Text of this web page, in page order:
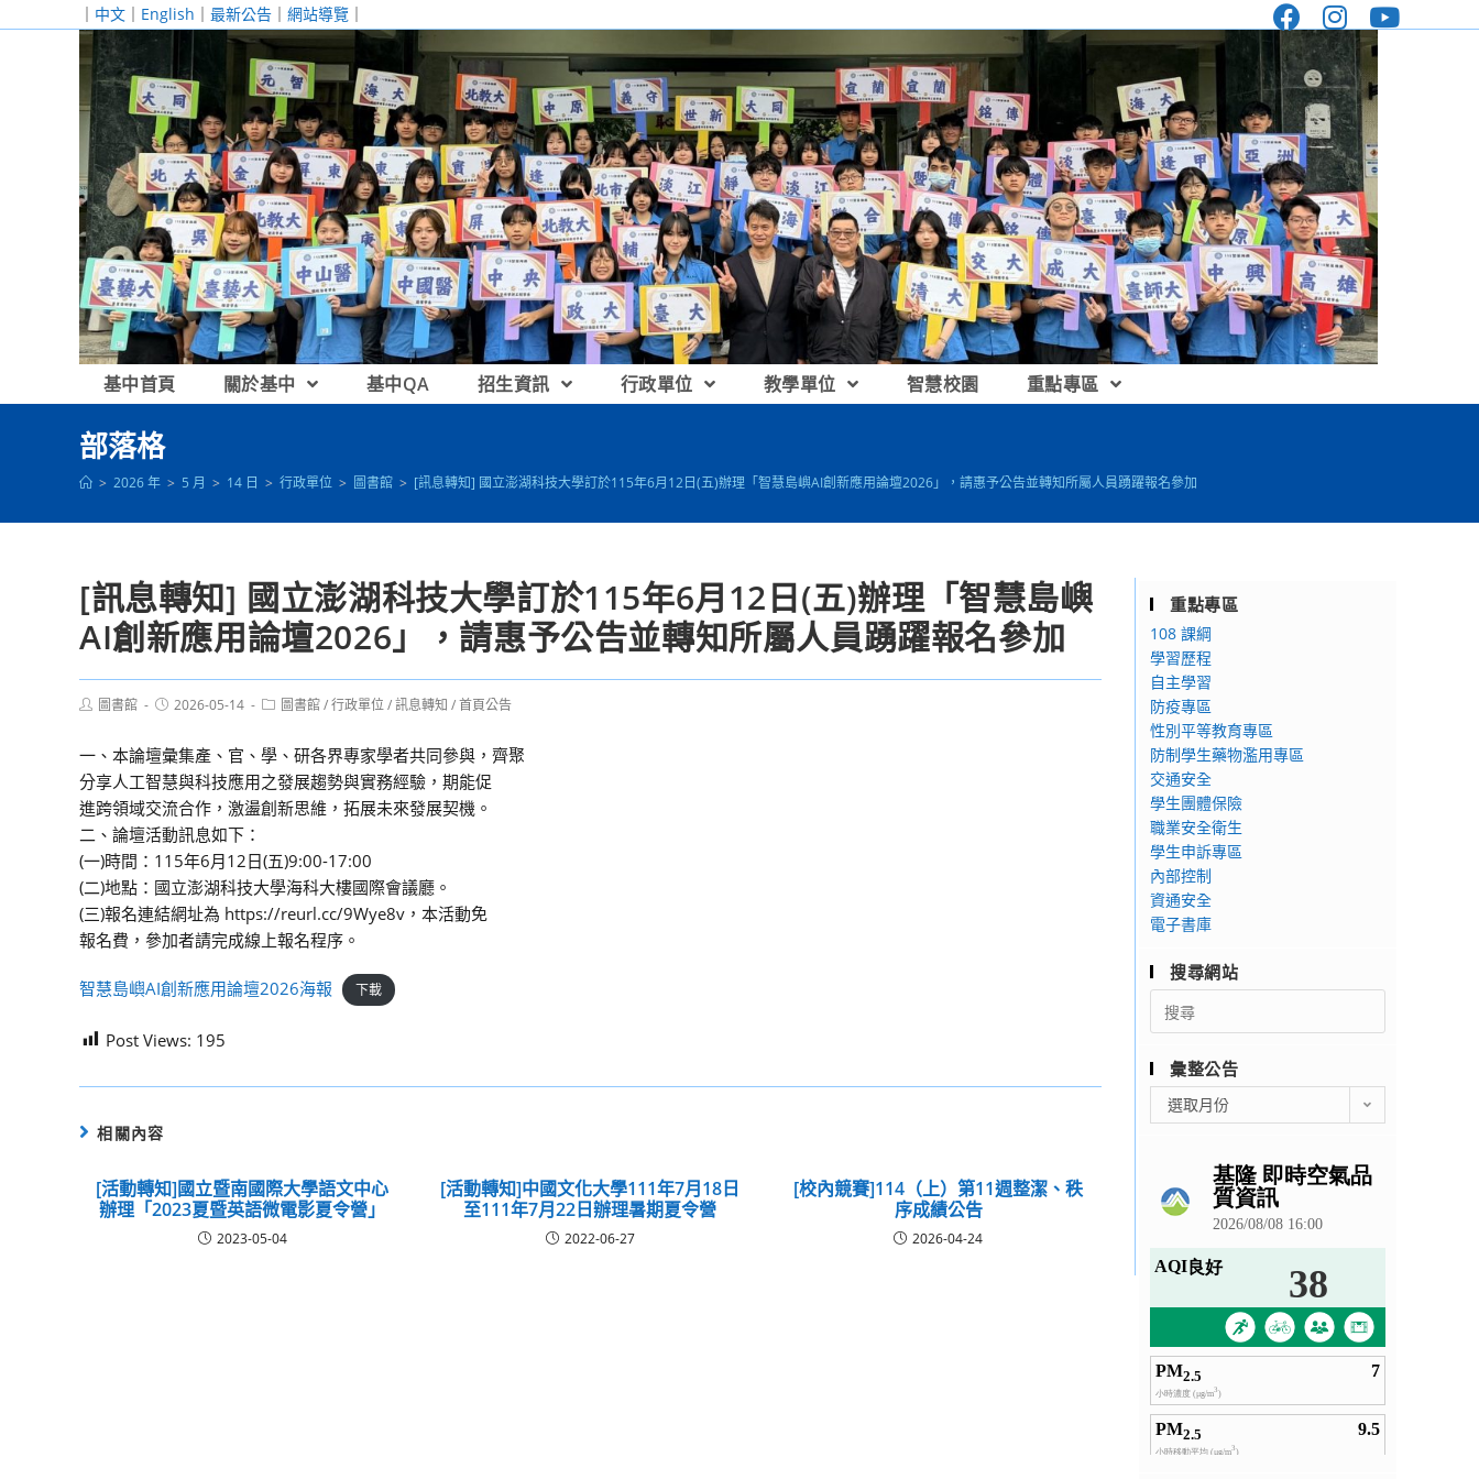
｜ 中文 ｜ English ｜ 最新公告 ｜ 網站導覽 ｜
基中首頁 關於基中 基中QA 招生資訊 行政單位 教學單位 智慧校園 重點專區
部落格
> 2026 年 > 5 月 > 14 日 > 行政單位 > 圖書館 > [訊息轉知] 國立澎湖科技大學訂於115年6月12日(五)辦理「智慧島嶼AI創新應用論壇2026」，請惠予公告並轉知所屬人員踴躍報名參加
[訊息轉知] 國立澎湖科技大學訂於115年6月12日(五)辦理「智慧島嶼
AI創新應用論壇2026」，請惠予公告並轉知所屬人員踴躍報名參加
Post圖書館
Post2026-05-14
Post圖書館/行政單位/訊息轉知 /首頁公告
一、本論壇彙集產、官、學、研各界專家學者共同參與，齊聚
分享人工智慧與科技應用之發展趨勢與實務經驗，期能促
進跨領域交流合作，激盪創新思維，拓展未來發展契機。
二、論壇活動訊息如下：
(一)時間：115年6月12日(五)9:00-17:00
(二)地點：國立澎湖科技大學海科大樓國際會議廳。
(三)報名連結網址為 https://reurl.cc/9Wye8v，本活動免
報名費，參加者請完成線上報名程序。
智慧島嶼AI創新應用論壇2026海報 下載
Post Views: 195
相關內容
[活動轉知]國立暨南國際大學語文中心
辦理「2023夏暨英語微電影夏令營」
2023-05-04
[活動轉知]中國文化大學111年7月18日
至111年7月22日辦理暑期夏令營
2022-06-27
[校內競賽]114（上）第11週整潔、秩
序成績公告
2026-04-24
重點專區
108 課綱
學習歷程
自主學習
防疫專區
性別平等教育專區
防制學生藥物濫用專區
交通安全
學生團體保險
職業安全衛生
學生申訴專區
內部控制
資通安全
電子書庫
搜尋網站
Search
for:
彙整公告
整
選取月份